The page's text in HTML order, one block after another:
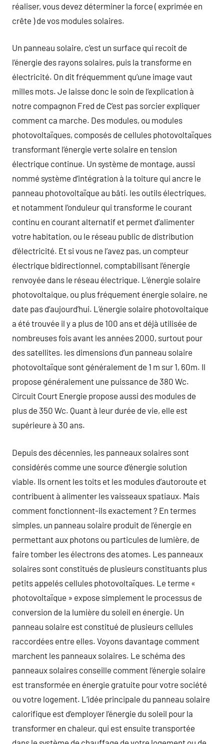
réaliser, vous devez déterminer la force ( exprimée en
crête ) de vos modules solaires.
Un panneau solaire, c’est un surface qui recoit de
l’énergie des rayons solaires, puis la transforme en
électricité. On dit fréquemment qu’une image vaut
milles mots. Je laisse donc le soin de l’explication à
notre compagnon Fred de C’est pas sorcier expliquer
comment ca marche. Des modules, ou modules
photovoltaïques, composés de cellules photovoltaïques
transformant l’énergie verte solaire en tension
électrique continue. Un système de montage, aussi
nommé système d’intégration à la toiture qui ancre le
panneau photovoltaïque au bâti. les outils électriques,
et notamment l’onduleur qui transforme le courant
continu en courant alternatif et permet d’alimenter
votre habitation, ou le réseau public de distribution
d’électricité. Et si vous ne l’avez pas, un compteur
électrique bidirectionnel, comptabilisant l’énergie
renvoyée dans le réseau électrique. L’énergie solaire
photovoltaique, ou plus fréquement énergie solaire, ne
date pas d’aujourd’hui. L’énergie solaire photovoltaique
a été trouvée il y a plus de 100 ans et déjà utilisée de
nombreuses fois avant les années 2000, surtout pour
des satellites. les dimensions d’un panneau solaire
photovoltaïque sont généralement de 1 m sur 1, 60m. Il
propose généralement une puissance de 380 Wc.
Circuit Court Energie propose aussi des modules de
plus de 350 Wc. Quant à leur durée de vie, elle est
supérieure à 30 ans.
Depuis des décennies, les panneaux solaires sont
considérés comme une source d’énergie solution
viable. Ils ornent les toits et les modules d’autoroute et
contribuent à alimenter les vaisseaux spatiaux. Mais
comment fonctionnent-ils exactement ? En termes
simples, un panneau solaire produit de l’énergie en
permettant aux photons ou particules de lumière, de
faire tomber les électrons des atomes. Les panneaux
solaires sont constitués de plusieurs constituants plus
petits appelés cellules photovoltaïques. Le terme «
photovoltaïque » expose simplement le processus de
conversion de la lumière du soleil en énergie. Un
panneau solaire est constitué de plusieurs cellules
raccordées entre elles. Voyons davantage comment
marchent les panneaux solaires. Le schéma des
panneaux solaires conseille comment l’énergie solaire
est transformée en énergie gratuite pour votre société
ou votre logement. L’idée principale du panneau solaire
calorifique est d’employer l’énergie du soleil pour la
transformer en chaleur, qui est ensuite transportée